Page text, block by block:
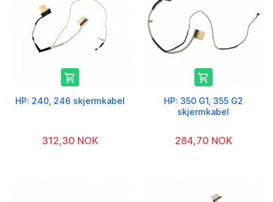

HP: 240, 246 skjermkabel
312,30 NOK

HP: 350 G1, 355 G2
skjermkabel
284,70 NOK